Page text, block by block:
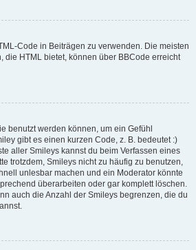
Code in Beiträgen zu verwenden. Die meisten
die HTML bietet, können über BBCode erreicht
benutzt werden können, um ein Gefühl
gibt es einen kurzen Code, z. B. bedeutet :)
aller Smileys kannst du beim Verfassen eines
trotzdem, Smileys nicht zu häufig zu benutzen,
unlesbar machen und ein Moderator könnte
überarbeiten oder gar komplett löschen.
auch die Anzahl der Smileys begrenzen, die du